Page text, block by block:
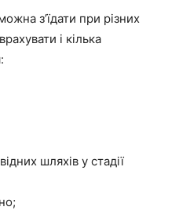
з’їдати при різних
і кілька
шляхів у стадії